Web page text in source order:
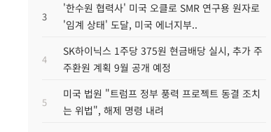
3
'한수원 협력사' 미국 오클로 SMR 연구용 원자로
'임계 상태' 도달, 미국 에너지부..
4
SK하이닉스 1주당 375원 현금배당 실시, 추가 주
주환원 계획 9월 공개 예정
5
미국 법원 "트럼프 정부 풍력 프로젝트 동결 조치
는 위법", 해제 명령 내려